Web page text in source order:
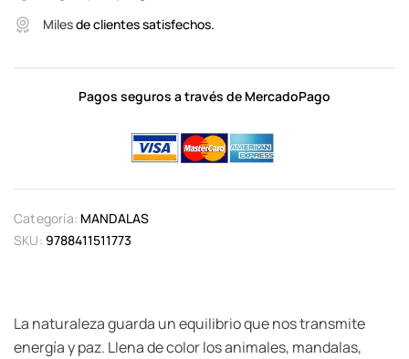
Milesde clientes satisfechos.
Pagos seguros a través de MercadoPago
Categoría: MANDALAS
SKU: 9788411511773
La naturaleza guarda un equilibrio que nos transmite
energía y paz. Llena de color los animales, mandalas,